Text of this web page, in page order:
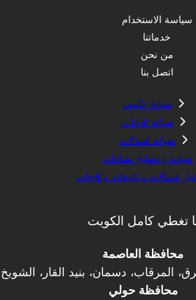
سياسة الاستخدام
خدماتنا
من نحن
اتصل بنا
صيانة تكييف
صيانة ثلاجات
صيانة غسالات
صيانة و تصليح نشافات
غسالات وتكييفات وثلاجات
تغطي كامل الكويت
محافظة العاصمة
المرقاب، دسمان، بنيد القار، الشويخ
محافظة حولي